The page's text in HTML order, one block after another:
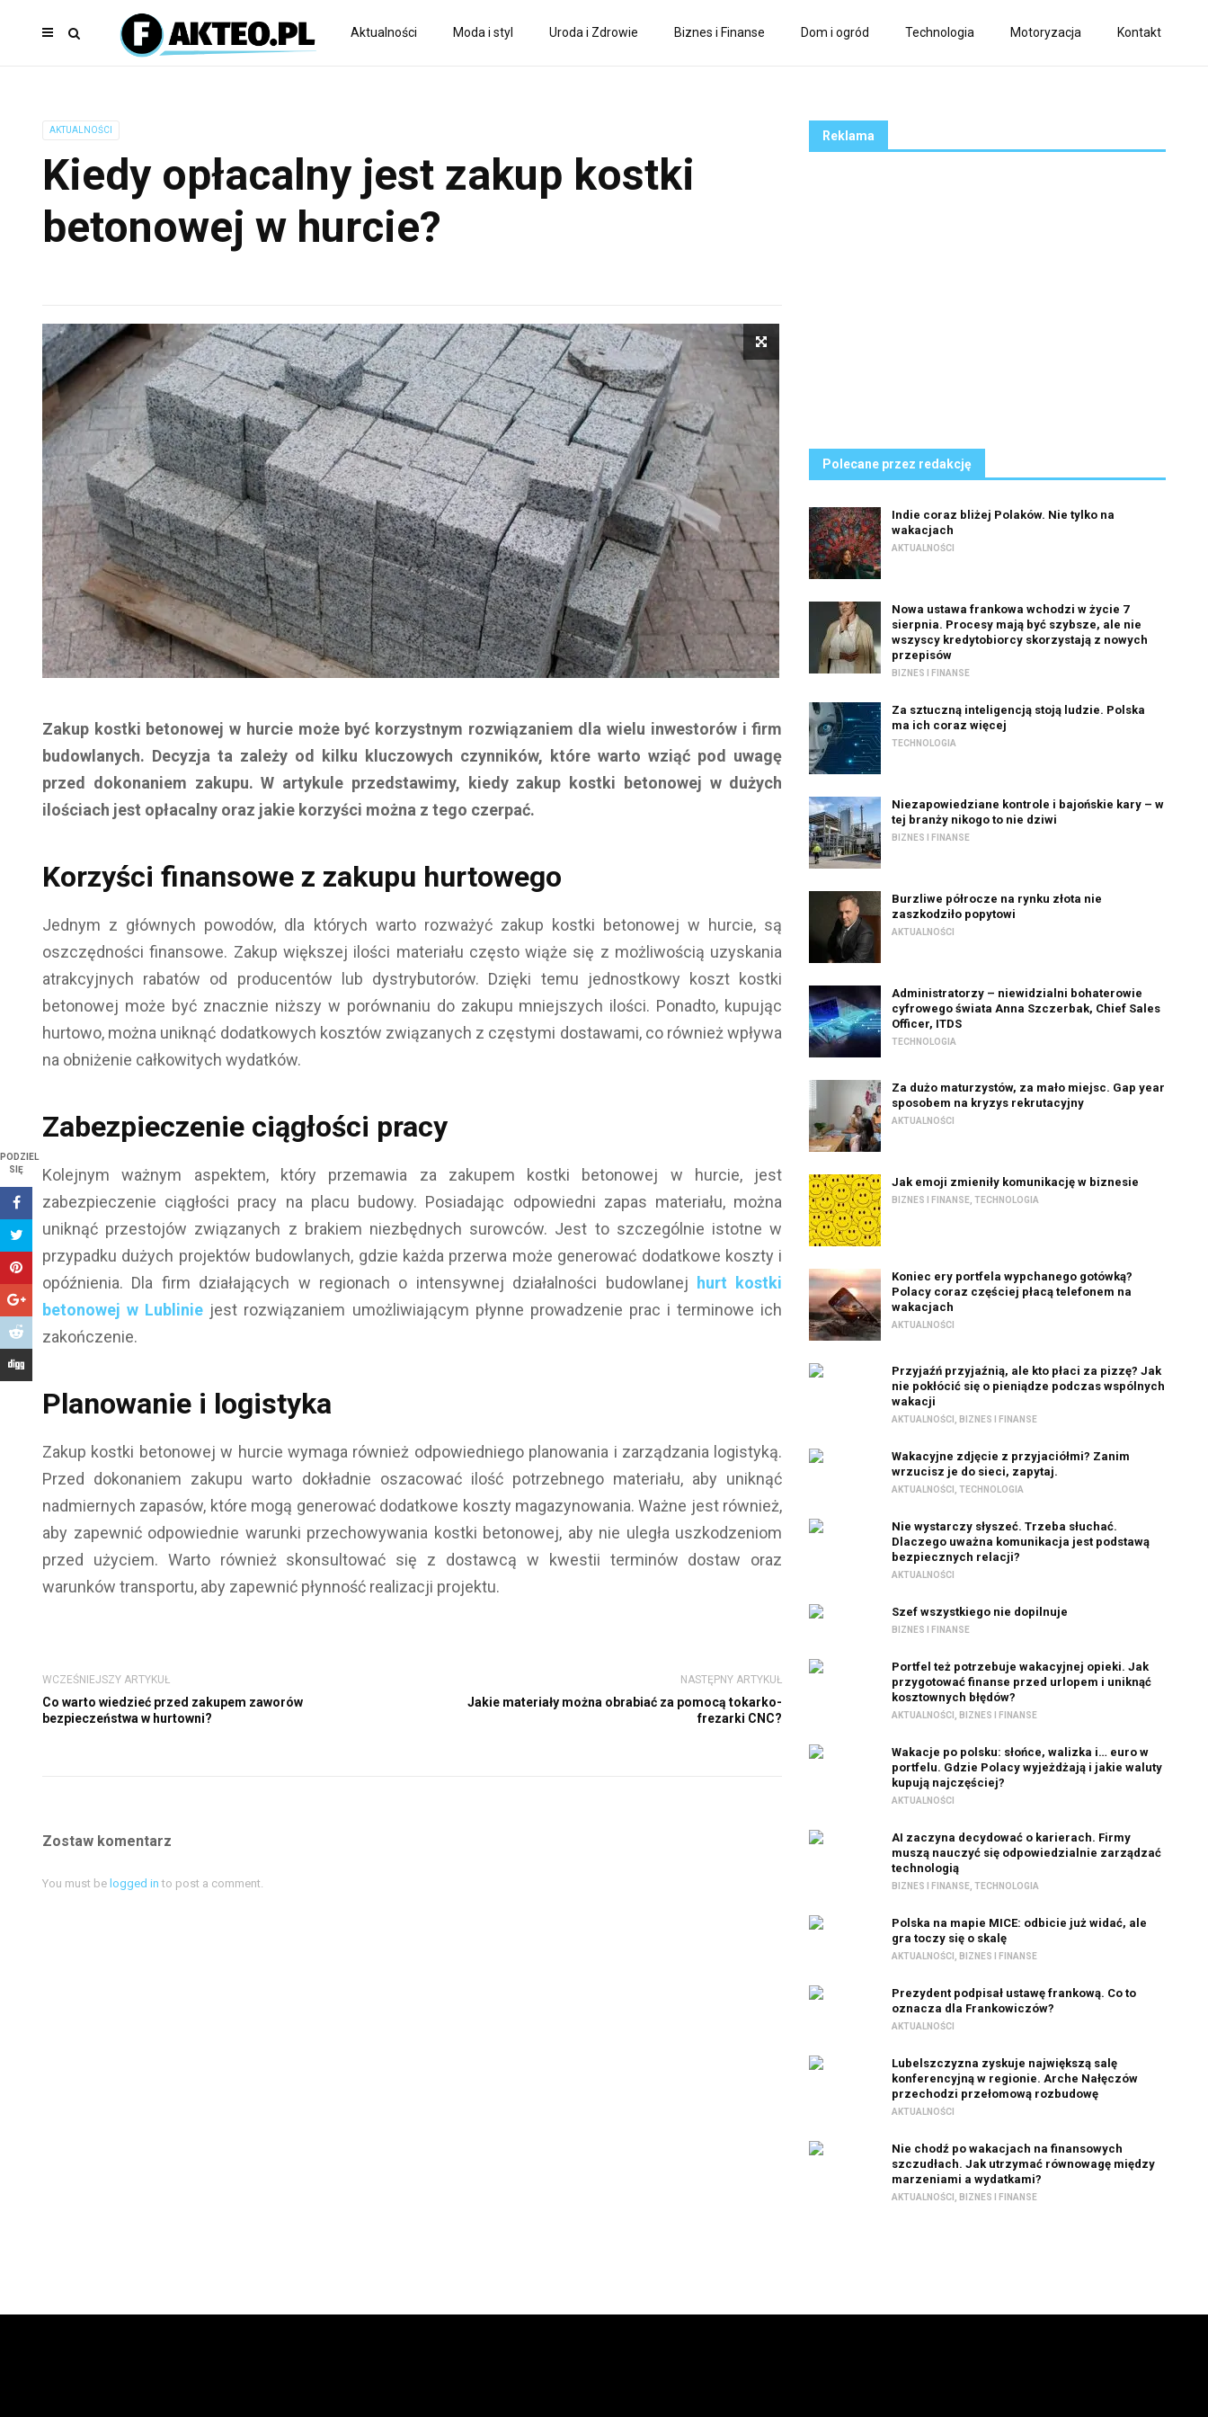
Aktualności Moda i styl Uroda i Zdrowie Biznes i Finanse Dom i ogród Technologia Motoryzacja Kontakt
AKTUALNOŚCI
Kiedy opłacalny jest zakup kostki
betonowej w hurcie?
PODZIEL
SIĘ
Zakup kostki betonowej w hurcie może być korzystnym rozwiązaniem dla wielu inwestorów i firm
budowlanych. Decyzja ta zależy od kilku kluczowych czynników, które warto wziąć pod uwagę
przed dokonaniem zakupu. W artykule przedstawimy, kiedy zakup kostki betonowej w dużych
ilościach jest opłacalny oraz jakie korzyści można z tego czerpać.
Korzyści finansowe z zakupu hurtowego
Jednym z głównych powodów, dla których warto rozważyć zakup kostki betonowej w hurcie, są
oszczędności finansowe. Zakup większej ilości materiału często wiąże się z możliwością uzyskania
atrakcyjnych rabatów od producentów lub dystrybutorów. Dzięki temu jednostkowy koszt kostki
betonowej może być znacznie niższy w porównaniu do zakupu mniejszych ilości. Ponadto, kupując
hurtowo, można uniknąć dodatkowych kosztów związanych z częstymi dostawami, co również wpływa
na obniżenie całkowitych wydatków.
Zabezpieczenie ciągłości pracy
Kolejnym ważnym aspektem, który przemawia za zakupem kostki betonowej w hurcie, jest
zabezpieczenie ciągłości pracy na placu budowy. Posiadając odpowiedni zapas materiału, można
uniknąć przestojów związanych z brakiem niezbędnych surowców. Jest to szczególnie istotne w
przypadku dużych projektów budowlanych, gdzie każda przerwa może generować dodatkowe koszty i
opóźnienia. Dla firm działających w regionach o intensywnej działalności budowlanej
hurt kostki
betonowej w Lublinie jest rozwiązaniem umożliwiającym płynne prowadzenie prac i terminowe ich
zakończenie.
Planowanie i logistyka
Zakup kostki betonowej w hurcie wymaga również odpowiedniego planowania i zarządzania logistyką.
Przed dokonaniem zakupu warto dokładnie oszacować ilość potrzebnego materiału, aby uniknąć
nadmiernych zapasów, które mogą generować dodatkowe koszty magazynowania. Ważne jest również,
aby zapewnić odpowiednie warunki przechowywania kostki betonowej, aby nie uległa uszkodzeniom
przed użyciem. Warto również skonsultować się z dostawcą w kwestii terminów dostaw oraz
warunków transportu, aby zapewnić płynność realizacji projektu.
WCZEŚNIEJSZY ARTYKUŁ
Co warto wiedzieć przed zakupem zaworów
bezpieczeństwa w hurtowni?
NASTĘPNY ARTYKUŁ
Jakie materiały można obrabiać za pomocą tokarko-
frezarki CNC?
Zostaw komentarz
You must be logged in to post a comment.
Reklama
Polecane przez redakcję
Indie coraz bliżej Polaków. Nie tylko na
wakacjach
AKTUALNOŚCI
Nowa ustawa frankowa wchodzi w życie 7
sierpnia. Procesy mają być szybsze, ale nie
wszyscy kredytobiorcy skorzystają z nowych
przepisów
BIZNES I FINANSE
Za sztuczną inteligencją stoją ludzie. Polska
ma ich coraz więcej
TECHNOLOGIA
Niezapowiedziane kontrole i bajońskie kary – w
tej branży nikogo to nie dziwi
BIZNES I FINANSE
Burzliwe półrocze na rynku złota nie
zaszkodziło popytowi
AKTUALNOŚCI
Administratorzy – niewidzialni bohaterowie
cyfrowego świata Anna Szczerbak, Chief Sales
Officer, ITDS
TECHNOLOGIA
Za dużo maturzystów, za mało miejsc. Gap year
sposobem na kryzys rekrutacyjny
AKTUALNOŚCI
Jak emoji zmieniły komunikację w biznesie
BIZNES I FINANSE ,TECHNOLOGIA
Koniec ery portfela wypchanego gotówką?
Polacy coraz częściej płacą telefonem na
wakacjach
AKTUALNOŚCI
Przyjaźń przyjaźnią, ale kto płaci za pizzę? Jak
nie pokłócić się o pieniądze podczas wspólnych
wakacji
AKTUALNOŚCI BIZNES I FINANSE
Wakacyjne zdjęcie z przyjaciółmi? Zanim
wrzucisz je do sieci, zapytaj.
AKTUALNOŚCI ,TECHNOLOGIA
Nie wystarczy słyszeć. Trzeba słuchać.
Dlaczego uważna komunikacja jest podstawą
bezpiecznych relacji?
AKTUALNOŚCI
Szef wszystkiego nie dopilnuje
BIZNES I FINANSE
Portfel też potrzebuje wakacyjnej opieki. Jak
przygotować finanse przed urlopem i uniknąć
kosztownych błędów?
AKTUALNOŚCI BIZNES I FINANSE
Wakacje po polsku: słońce, walizka i… euro w
portfelu. Gdzie Polacy wyjeżdżają i jakie waluty
kupują najczęściej?
AKTUALNOŚCI
AI zaczyna decydować o karierach. Firmy
muszą nauczyć się odpowiedzialnie zarządzać
technologią
BIZNES I FINANSE ,TECHNOLOGIA
Polska na mapie MICE: odbicie już widać, ale
gra toczy się o skalę
AKTUALNOŚCI BIZNES I FINANSE
Prezydent podpisał ustawę frankową. Co to
oznacza dla Frankowiczów?
AKTUALNOŚCI
Lubelszczyzna zyskuje największą salę
konferencyjną w regionie. Arche Nałęczów
przechodzi przełomową rozbudowę
AKTUALNOŚCI
Nie chodź po wakacjach na finansowych
szczudłach. Jak utrzymać równowagę między
marzeniami a wydatkami?
AKTUALNOŚCI BIZNES I FINANSE